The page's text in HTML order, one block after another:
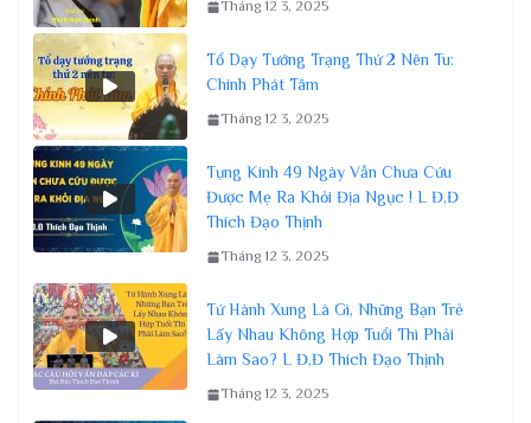
Tháng 12 3, 2025
Tổ Dạy Tướng Trạng Thứ 2 Nên Tu:
Chính Phát Tâm
Tháng 12 3, 2025
Tụng Kinh 49 Ngày Vẫn Chưa Cứu
Được Mẹ Ra Khỏi Địa Ngục ! L Đ,Đ
Thích Đạo Thịnh
Tháng 12 3, 2025
Tứ Hành Xung Là Gì, Những Bạn Trẻ
Lấy Nhau Không Hợp Tuổi Thì Phải
Làm Sao? L Đ,Đ Thích Đạo Thịnh
Tháng 12 3, 2025